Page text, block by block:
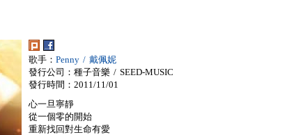
歌手： Penny / 戴佩妮
發行公司：種子音樂 / SEED-MUSIC
發行時間：2011/11/01
心一旦寧靜
從一個零的開始
重新找回對生命有愛